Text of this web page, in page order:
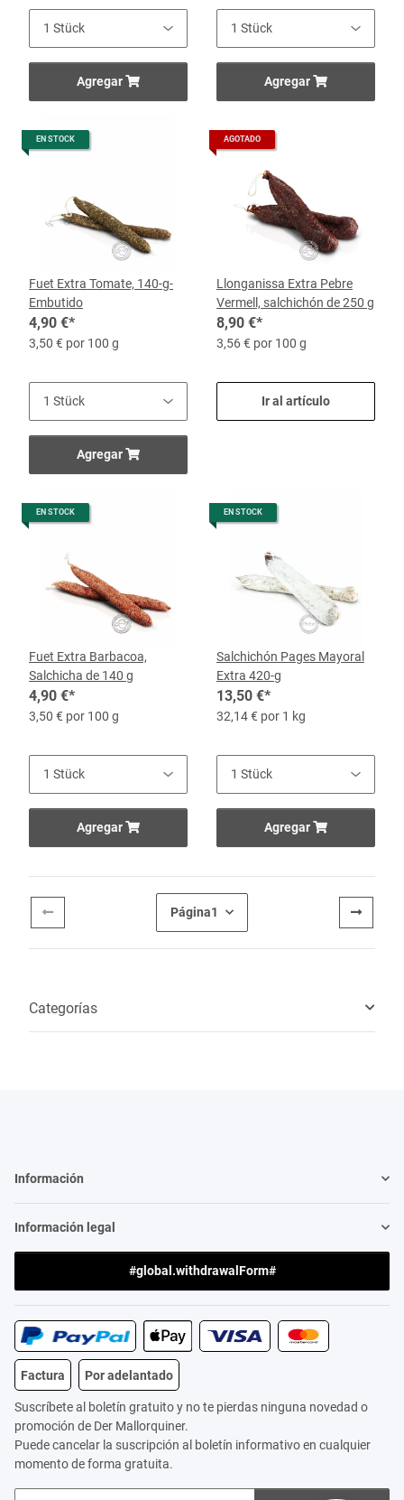
Agregar Agregar
EN STOCK
Fuet Extra Tomate, 140-g-
Embutido
4,90 €*
3,50 € por 100 g
Agregar
AGOTADO
Llonganissa Extra Pebre
Vermell, salchichón de 250 g
8,90 €*
3,56 € por 100 g
Ir al artículo
EN STOCK
Fuet Extra Barbacoa,
Salchicha de 140 g
4,90 €*
3,50 € por 100 g
Agregar
EN STOCK
Salchichón Pages Mayoral
Extra 420-g
13,50 €*
32,14 € por 1 kg
Agregar
Página1
Categorías
Información
Información legal
#global.withdrawalForm#
Factura Por adelantado
Suscríbete al boletín gratuito y no te pierdas ninguna novedad o
promoción de Der Mallorquiner.
Puede cancelar la suscripción al boletín informativo en cualquier
momento de forma gratuita.